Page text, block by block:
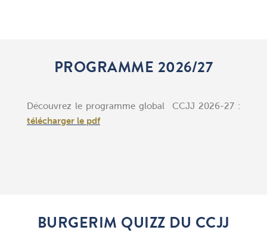
PROGRAMME 2026/27
Découvrez le programme global CCJJ 2026-27 :
télécharger le pdf
BURGERIM QUIZZ DU CCJJ